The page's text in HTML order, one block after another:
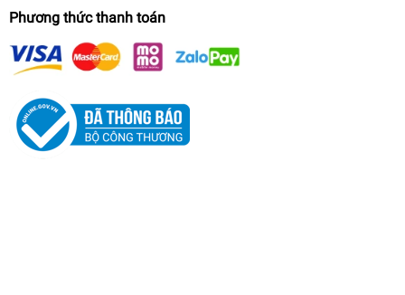
Phương thức thanh toán